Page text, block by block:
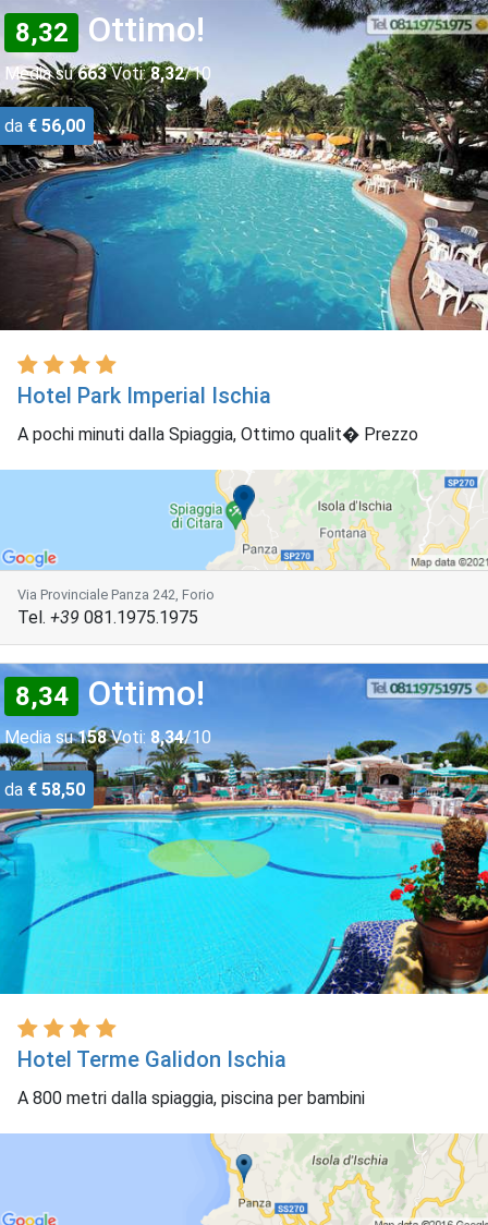
8,32 Ottimo!
Media su663Voti: 8,32/10
da € 56,00
Hotel Park Imperial Ischia
A pochi minuti dalla Spiaggia, Ottimo qualit� Prezzo
Via Provinciale Panza 242, Forio
Tel. +39 081.1975.1975
8,34 Ottimo!
Media su158Voti: 8,34/10
da € 58,50
Hotel Terme Galidon Ischia
A 800 metri dalla spiaggia, piscina per bambini